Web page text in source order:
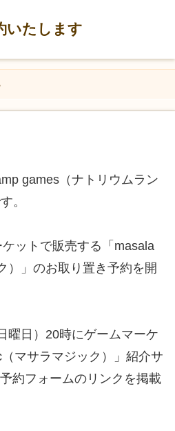
いたします
games（ナトリウムラン
。
ットで販売する「masala
）」のお取り置き予約を開
曜日）20時にゲームマーケ
マサラマジック）」紹介サ
約フォームのリンクを掲載